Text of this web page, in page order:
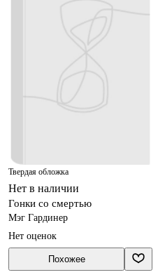
Твердая обложка
Нет в наличии
Гонки со смертью
Мэг Гардинер
Нет оценок
Похожее